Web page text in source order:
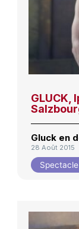
GLUCK,
Gluck en
28 Août 2015
Spectacle